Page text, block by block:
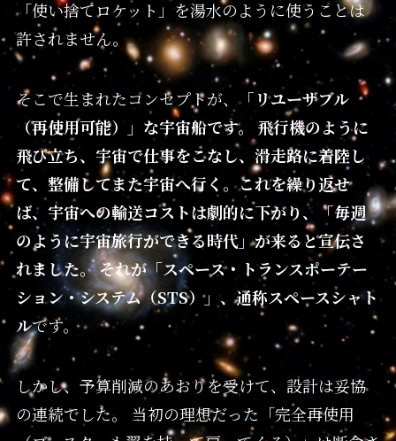
「使い捨てロケット」を湯水のように使うことは
許されません。
そこで生まれたコンセプトが、「リユーザブル
（再使用可能）」な宇宙船です。 飛行機のように
飛び立ち、宇宙で仕事をこなし、滑走路に着陸し
て、整備してまた宇宙へ行く。これを繰り返せ
ば、宇宙への輸送コストは劇的に下がり、「毎週
のように宇宙旅行ができる時代」が来ると宣伝さ
れました。 それが「スペース・トランスポーテー
ション・システム（STS）」、通称スペースシャト
ルです。
しかし、予算削減のあおりを受けて、設計は妥協
の連続でした。 当初の理想だった「完全再使用